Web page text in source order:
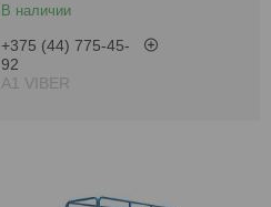
В наличии
+375 (44) 775-45-
92
А1 VIBER